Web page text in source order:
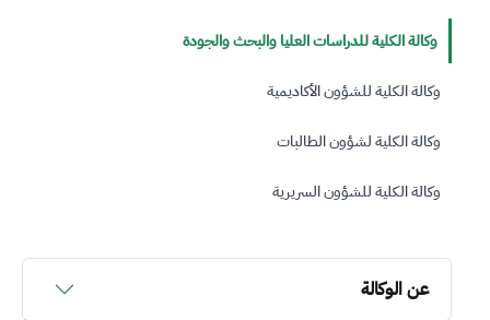
وكالة الكلية للدراسات العليا والبحث والجودة
وكالة الكلية للشؤون الأكاديمية
وكالة الكلية لشؤون الطالبات
وكالة الكلية للشؤون السريرية
عن الوكالة